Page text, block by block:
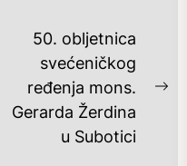
50. obljetnica
svećeničkog
ređenja mons.
Gerarda Žerdina
u Subotici